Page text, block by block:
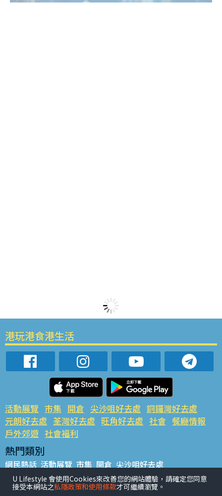
港玩港食港生活
活動展覽 市集 開倉 尖沙咀好去處 銅鑼灣好去處
元朗好去處 荃灣好去處 旺角好去處 社會 餐廳情報
戶外郊遊 社會福利
熱門類別
網民熱話 活動展覽 市集 開倉 尖沙咀好去處
銅鑼灣好去處 元朗好去處 荃灣好去處 旺角好去處 社會
餐廳情報 戶外郊遊
U Lifestyle 會使用Cookies來改善您的網站體驗，請確定您同意
接受本網站之私隱政策和使用條款才可繼續瀏覽。